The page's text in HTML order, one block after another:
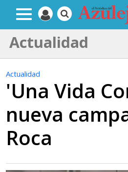
Actualidad
Actualidad
'Una Vida
nueva
Roca